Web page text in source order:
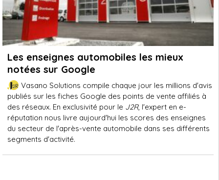
Les enseignes automobiles les mieux
notées sur Google
Vasano Solutions compile chaque jour les millions d'avis
publiés sur les fiches Google des points de vente affiliés à
des réseaux. En exclusivité pour le J2R, l'expert en e-
réputation nous livre aujourd'hui les scores des enseignes
du secteur de l'après-vente automobile dans ses différents
segments d'activité.